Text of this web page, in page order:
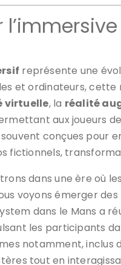
représente une
et ordinateurs,
virtuelle, la réalité
aux joueurs
conçues pour
fictionnels,
dans une ère où les
voyons émerger
dans le Mans a
les participants
notamment, inclus
tout en